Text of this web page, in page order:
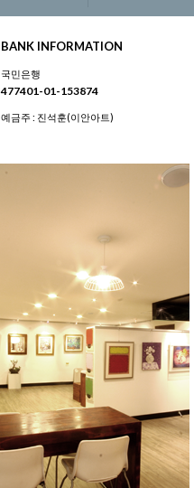
BANK INFORMATION
국민은행
477401-01-153874
예금주 : 진석훈(이안아트)